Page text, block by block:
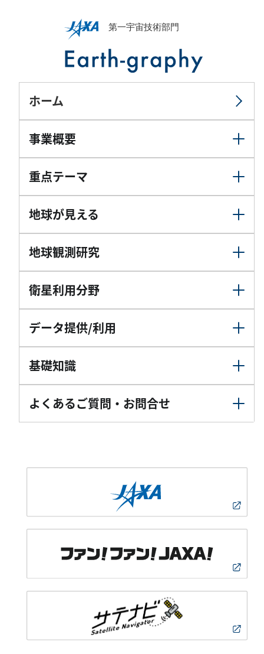
ホーム
事業概要
重点テーマ
地球が見える
地球観測研究
衛星利用分野
データ提供/利用
基礎知識
よくあるご質問・お問合せ